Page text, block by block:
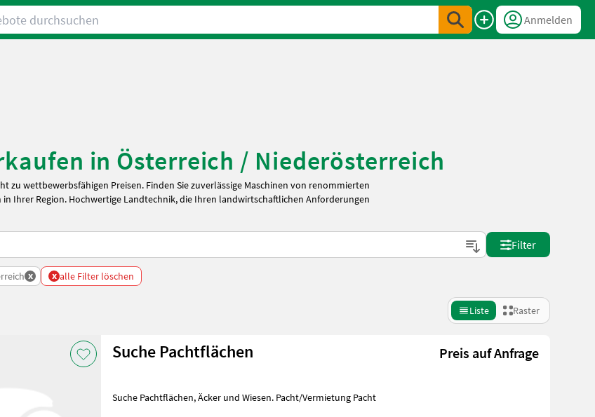
durchsuchen
Anmelden
in Österreich / Niederösterreich
zu wettbewerbsfähigen Preisen. Finden Sie zuverlässige Maschinen von renommierten
Ihrer Region. Hochwertige Landtechnik, die Ihren landwirtschaftlichen Anforderungen
Filter
x x alle Filter löschen
Liste Raster
Suche Pachtflächen Preis auf Anfrage
Suche Pachtflächen, Äcker und Wiesen. Pacht/Vermietung Pacht